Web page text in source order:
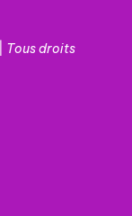
Tousdroits